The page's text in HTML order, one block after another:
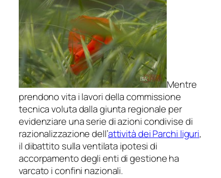
Mentre
prendono vita i lavori della commissione
tecnica voluta dalla giunta regionale per
evidenziare una serie di azioni condivise di
razionalizzazione dell’attività dei Parchi liguri,
il dibattito sulla ventilata ipotesi di
accorpamento degli enti di gestione ha
varcato i confini nazionali.